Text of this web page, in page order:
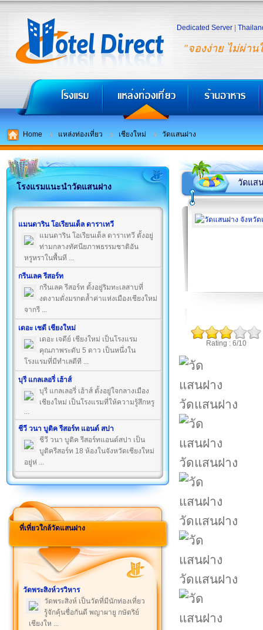
"จองง่าย ไม่ผ่าน
Dedicated Server
Home แหล่งท่องเที่ยว เชียงใหม่ วัดแสนฝาง
โรงแรมแนะนำวัดแสนฝาง
แมนดาริน โอเรียนเต็ล ดาราเทวี
แมนดาริน โอเรียนเต็ล ดาราเทวี ตั้งอยู่
ท่ามกลางทัศนียภาพธรรมชาติอัน
หรูหราในพื้นที ...
กรีนเลค รีสอร์ท
กรีนเลค รีสอร์ท ตั้งอยู่ริมทะเลสาบที่
งดงามดั่งมรกตล้ำค่าแห่งเมืองเชียงใหม่
จากรี ...
เดอะ เชดี เชียงใหม่
เดอะ เจดีย์ เชียงใหม่ เป็นโรงแรม
คุณภาพระดับ 5 ดาว เป็นหนึ่งใน
โรงแรมที่มีทำเลดีที ...
บุรี แกลเลอรี่ เฮ้าส์
บุรี แกลเลอรี่ เฮ้าส์ ตั้งอยู่ใจกลางเมือง
เชียงใหม่ เป็นโรงแรมที่ให้ความรู้สึกหรู
...
ชีวี วนา บูติค รีสอร์ท แอนด์ สปา
ชีวี วนา บูติค รีสอร์ทแอนด์สปา เป็น
บูติครีสอร์ท 18 ห้องในจังหวัดเชียงใหม่
อยู่ห่ ...
ที่เที่ยวใกล้วัดแสนฝาง
วัดพระสิงห์วรวิหาร
วัดพระสิงห์ เป็นวัดที่มีนักท่องเที่ยว
รู้จักคุ้นชื่อกันดี พญาผายู กษัตริย์
เชียงให ...
วัดแส
Rating : 6/10
วัดแสนฝาง
วัดแสนฝาง
วัดแสนฝาง
วัดแสนฝาง